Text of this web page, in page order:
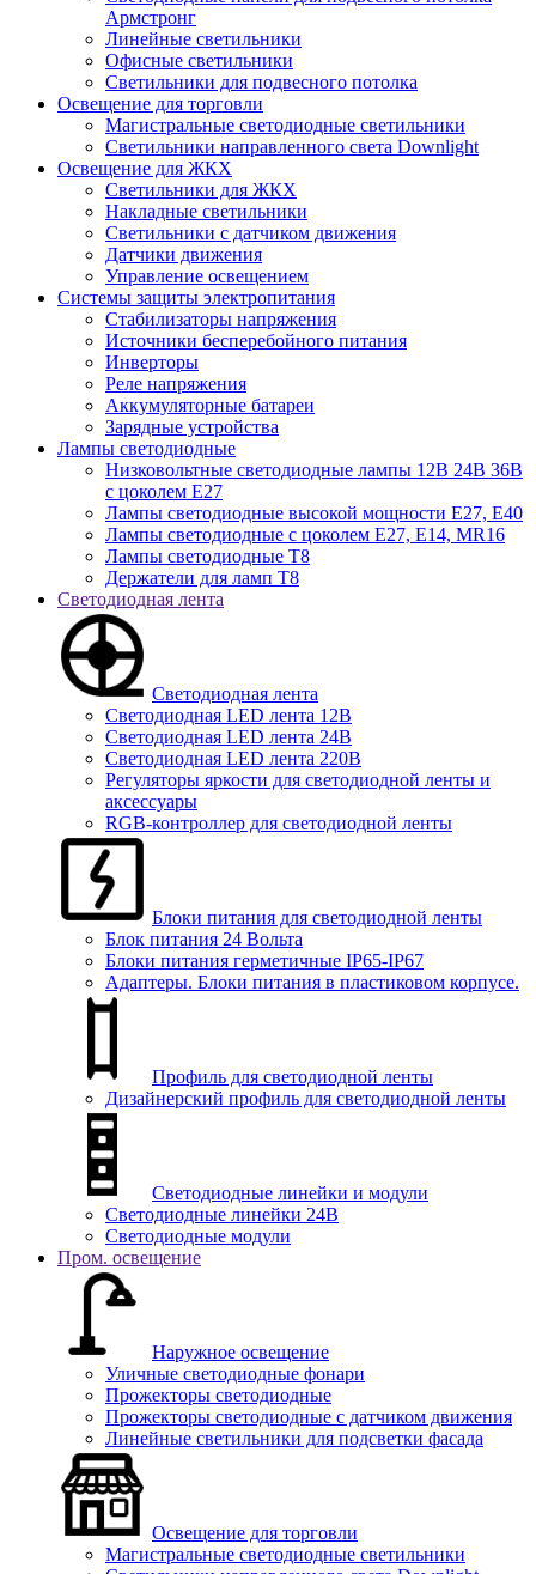
Армстронг
Линейные светильники
Офисные светильники
Светильники для подвесного потолка
Освещение для торговли
Магистральные светодиодные светильники
Светильники направленного света Downlight
Освещение для ЖКХ
Светильники для ЖКХ
Накладные светильники
Светильники с датчиком движения
Датчики движения
Управление освещением
Системы защиты электропитания
Стабилизаторы напряжения
Источники бесперебойного питания
Инверторы
Реле напряжения
Аккумуляторные батареи
Зарядные устройства
Лампы светодиодные
Низковольтные светодиодные лампы 12В 24В 36В
с цоколем Е27
Лампы светодиодные высокой мощности Е27, Е40
Лампы светодиодные с цоколем Е27, Е14, MR16
Лампы светодиодные Т8
Держатели для ламп T8
Светодиодная лента
Светодиодная лента
Светодиодная LED лента 12В
Светодиодная LED лента 24В
Светодиодная LED лента 220В
Регуляторы яркости для светодиодной ленты и
аксессуары
RGB-контроллер для светодиодной ленты
Блоки питания для светодиодной ленты
Блок питания 24 Вольта
Блоки питания герметичные IP65-IP67
Адаптеры. Блоки питания в пластиковом корпусе.
Профиль для светодиодной ленты
Дизайнерский профиль для светодиодной ленты
Светодиодные линейки и модули
Светодиодные линейки 24В
Светодиодные модули
Пром. освещение
Наружное освещение
Уличные светодиодные фонари
Прожекторы светодиодные
Прожекторы светодиодные с датчиком движения
Линейные светильники для подсветки фасада
Освещение для торговли
Магистральные светодиодные светильники